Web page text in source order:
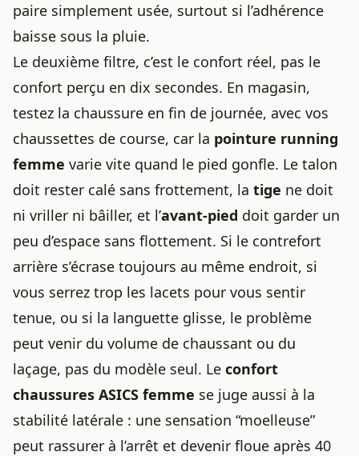
paire simplement usée, surtout si l’adhérence
baisse sous la pluie.
Le deuxième filtre, c’est le confort réel, pas le
confort perçu en dix secondes. En magasin,
testez la chaussure en fin de journée, avec vos
chaussettes de course, car la pointure running
femme varie vite quand le pied gonfle. Le talon
doit rester calé sans frottement, la tige ne doit
ni vriller ni bâiller, et l’avant-pied doit garder un
peu d’espace sans flottement. Si le contrefort
arrière s’écrase toujours au même endroit, si
vous serrez trop les lacets pour vous sentir
tenue, ou si la languette glisse, le problème
peut venir du volume de chaussant ou du
laçage, pas du modèle seul. Le confort
chaussures ASICS femme se juge aussi à la
stabilité latérale : une sensation “moelleuse”
peut rassurer à l’arrêt et devenir floue après 40